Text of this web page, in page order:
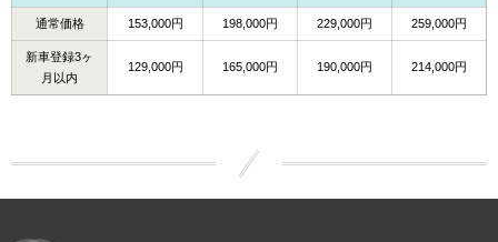
通常価格 153,000円 198,000円 229,000円 259,000円
新車登録3ヶ
月以内
129,000円 165,000円 190,000円 214,000円